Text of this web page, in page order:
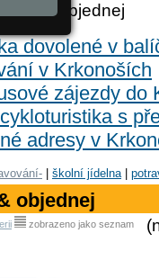
& objednej
dovolené v
v Krkonoších
zájezdy do
s
adresy v
školní jídelna|
objednej
zobrazeno jako seznam